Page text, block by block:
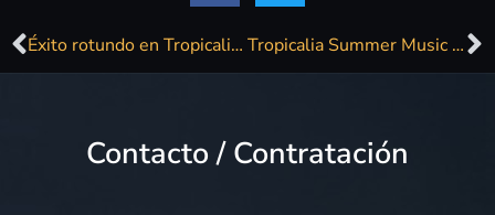
Éxito rotundo en Tropicalia Summer Music: 5.500 personas vibran con el pop-rock nacional de los 80 y 90 en una noche histórica Tropicalia Summer Music revive la magia del pop español ante 5.500 personas
Contacto / Contratación